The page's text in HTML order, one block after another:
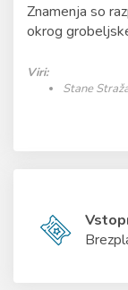
Znamenja so
okrog
Viri:
Stane